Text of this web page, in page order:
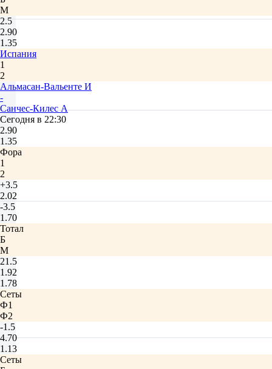
М
2.5
2.90
1.35
Испания
1
2
Альмасан-Вальенте И
-
Санчес-Килес А
Сегодня в 22:30
2.90
1.35
Фора
1
2
+3.5
2.02
-3.5
1.70
Тотал
Б
М
21.5
1.92
1.78
Сеты
Ф1
Ф2
-1.5
4.70
1.13
Сеты